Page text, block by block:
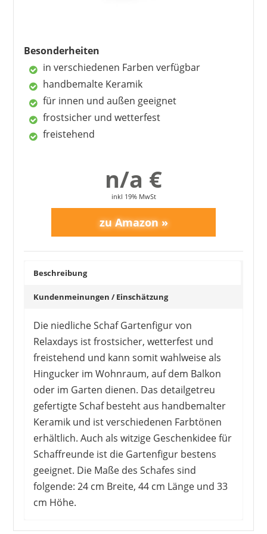
JACKANNA
Besonderheiten
in verschiedenen Farben verfügbar
handbemalte Keramik
für innen und außen geeignet
frostsicher und wetterfest
freistehend
n/a €
inkl 19% MwSt
Beschreibung
Kundenmeinungen / Einschätzung
Die niedliche Schaf Gartenfigur von
Relaxdays ist frostsicher, wetterfest und
freistehend und kann somit wahlweise als
Hingucker im Wohnraum, auf dem Balkon
oder im Garten dienen. Das detailgetreu
gefertigte Schaf besteht aus handbemalter
Keramik und ist verschiedenen Farbtönen
erhältlich. Auch als witzige Geschenkidee für
Schaffreunde ist die Gartenfigur bestens
geeignet. Die Maße des Schafes sind
folgende: 24 cm Breite, 44 cm Länge und 33
cm Höhe.
Die Käufer sind zum Großteil sehr zufrieden mit